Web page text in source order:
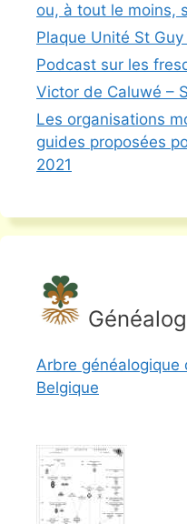
ou, à tout le moins,
Plaque Unité St
Podcast sur les
Victor de Caluwé –
Les organisations
guides proposées
2021
Arbre généalogique
Belgique